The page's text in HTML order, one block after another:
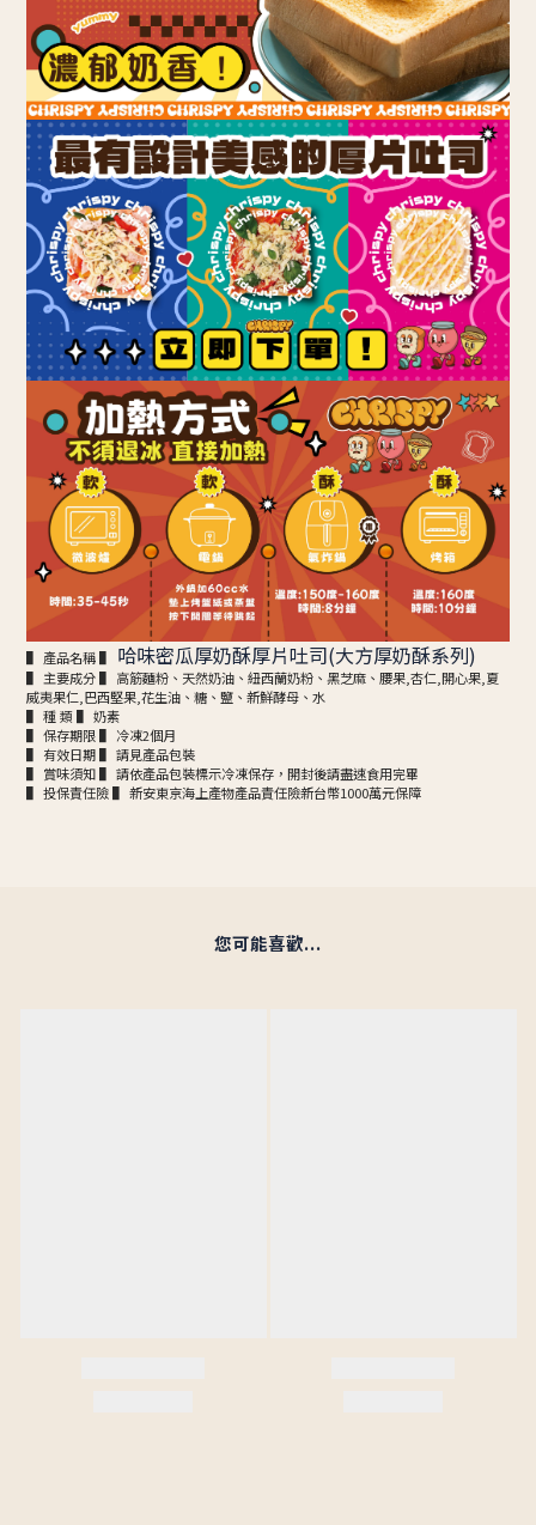
▌ 產品名稱 ▌ 哈味密瓜厚奶酥厚片吐司(大方厚奶酥系列)
▌ 主要成分 ▌ 高筋麵粉、天然奶油、紐西蘭奶粉、黑芝麻、腰果,杏仁,開心果,夏
威夷果仁,巴西堅果,花生油、糖、鹽、新鮮酵母、水
▌ 種 類 ▌ 奶素
▌ 保存期限 ▌ 冷凍2個月
▌ 有效日期 ▌ 請見產品包裝
▌ 賞味須知 ▌ 請依產品包裝標示冷凍保存，開封後請盡速食用完畢
▌ 投保責任險 ▌ 新安東京海上產物產品責任險新台幣1000萬元保障
您可能喜歡...